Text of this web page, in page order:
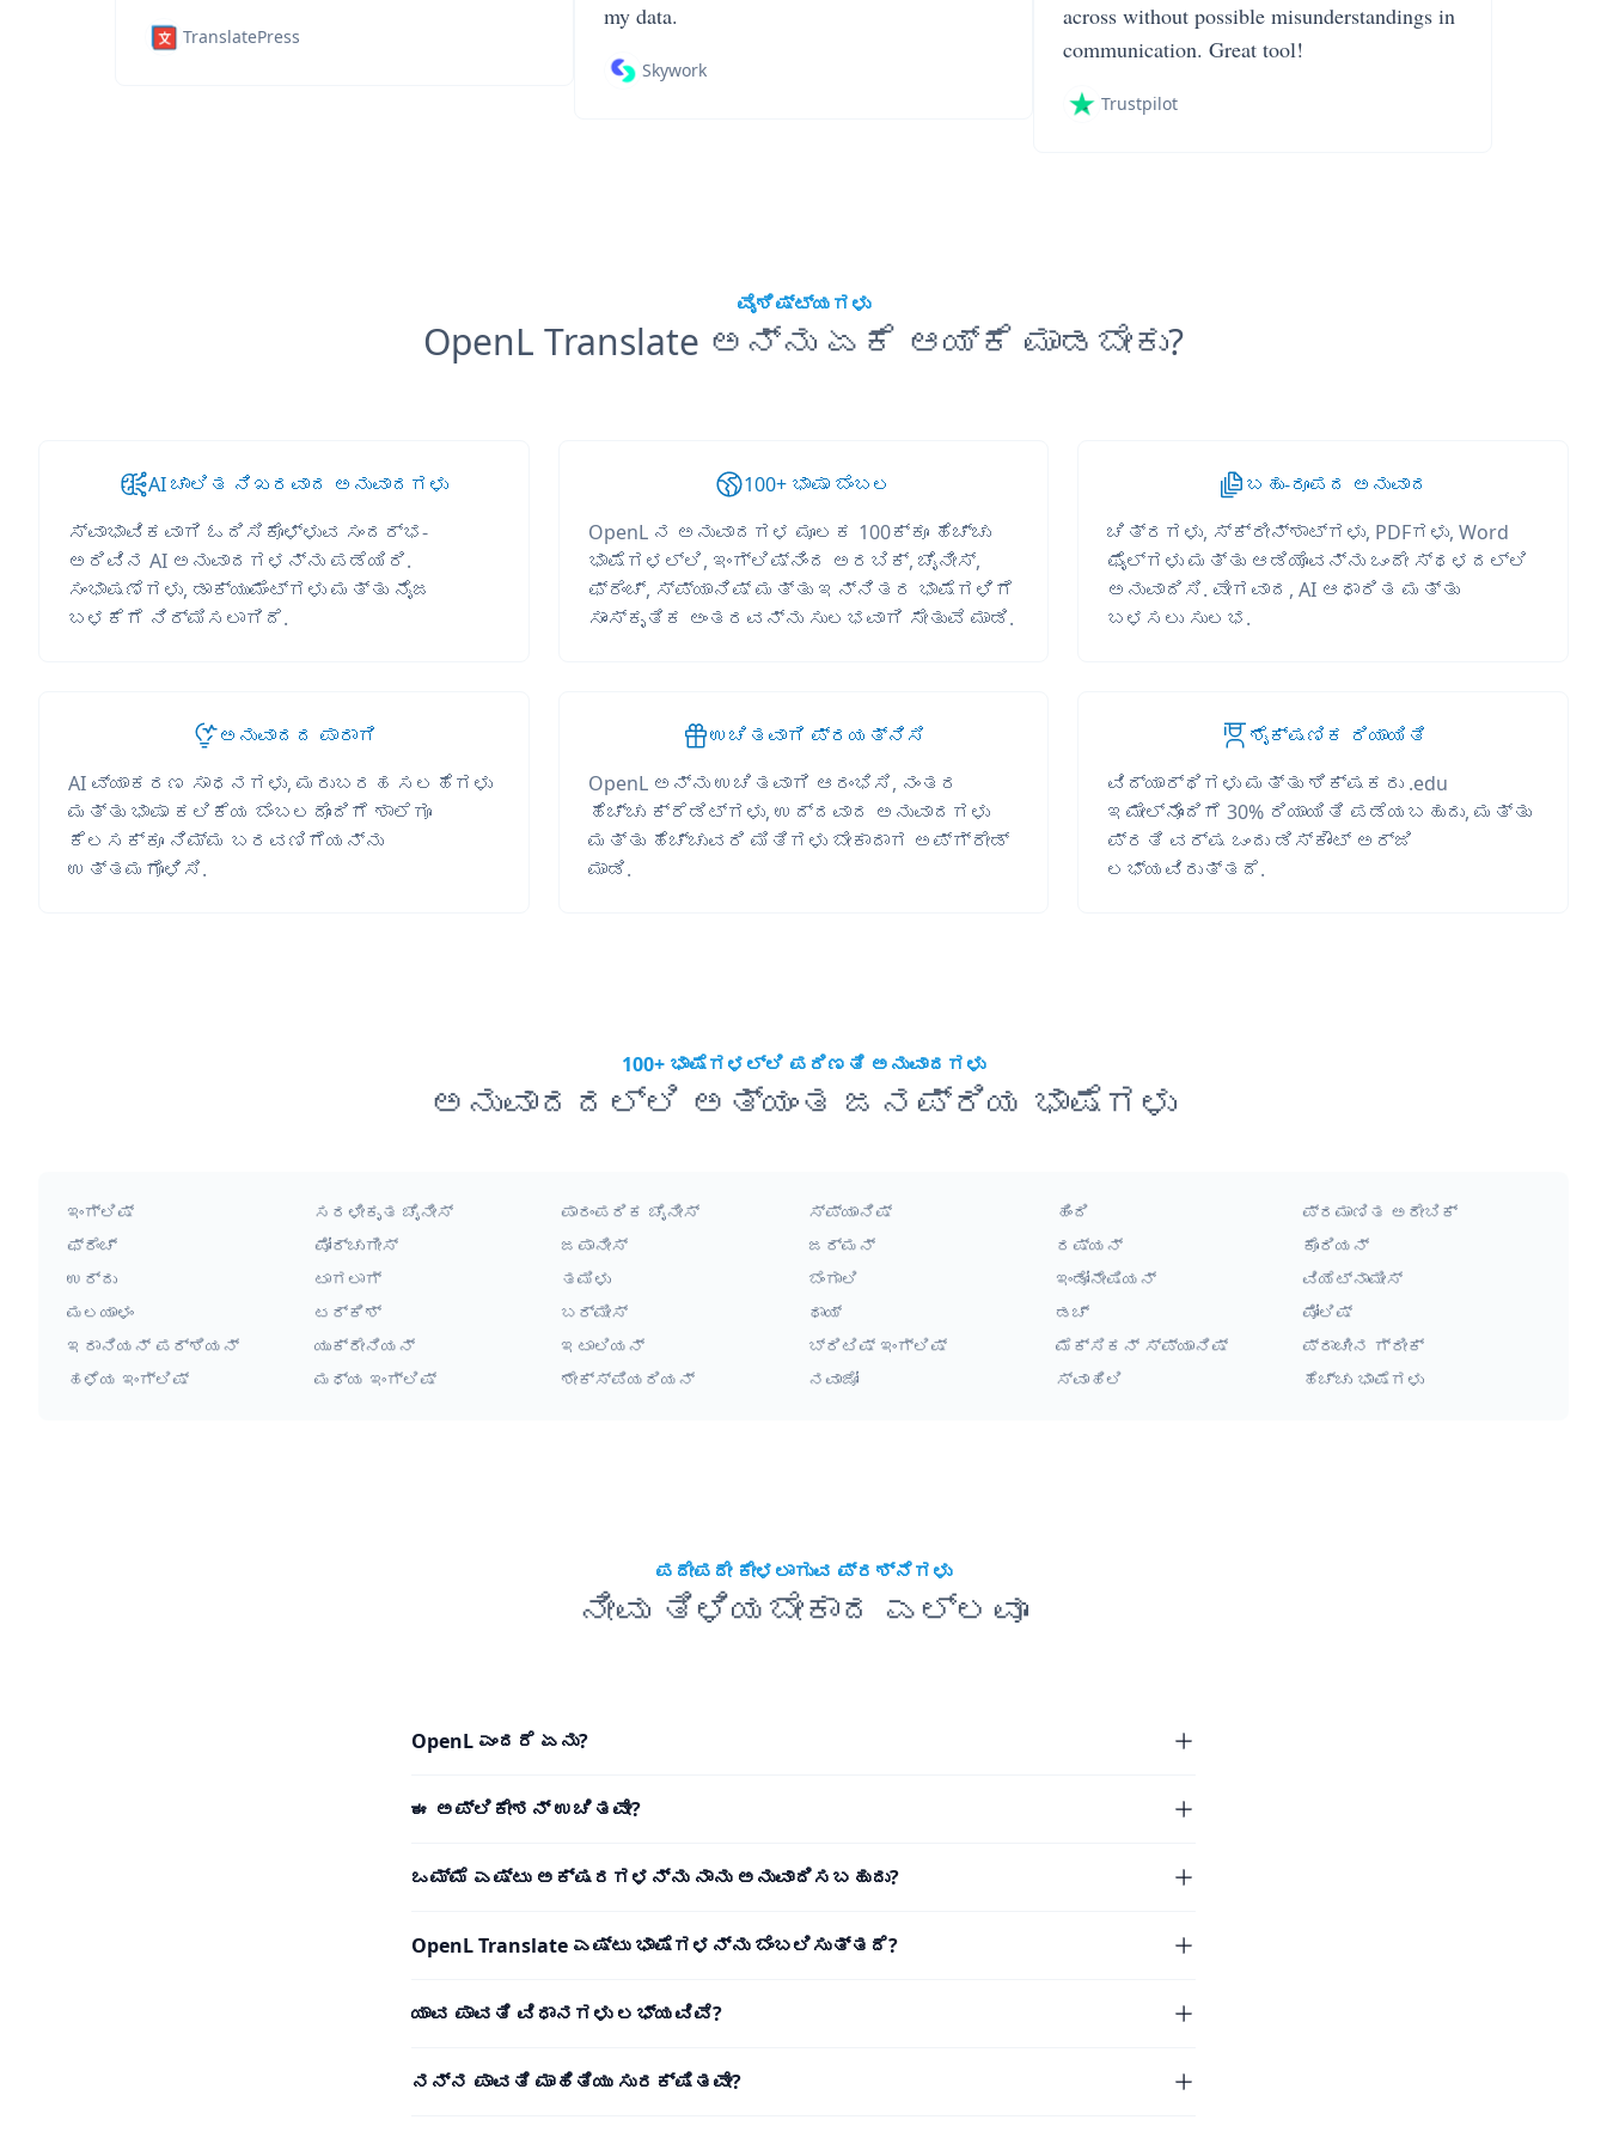
TranslatePress
my data.
Skywork
across without possible misunderstandings in
communication. Great tool!
Trustpilot
ವೈಶಿಷ್ಟ್ಯಗಳು
OpenL Translate ಅನ್ನು ಏಕೆ ಆಯ್ಕೆ ಮಾಡಬೇಕು?
AI ಚಾಲಿತ ನಿಖರವಾದ ಅನುವಾದಗಳು
ಸ್ವಾಭಾವಿಕವಾಗಿ ಓದಿಸಿಕೊಳ್ಳುವ ಸಂದರ್ಭ-
ಅರಿವಿನ AI ಅನುವಾದಗಳನ್ನು ಪಡೆಯಿರಿ.
ಸಂಭಾಷಣೆಗಳು, ಡಾಕ್ಯುಮೆಂಟ್‌ಗಳು ಮತ್ತು ನೈಜ
ಬಳಕೆಗೆ ನಿರ್ಮಿಸಲಾಗಿದೆ.
100+ ಭಾಷಾ ಬೆಂಬಲ
OpenL ನ ಅನುವಾದಗಳ ಮೂಲಕ 100ಕ್ಕೂ ಹೆಚ್ಚು
ಭಾಷೆಗಳಲ್ಲಿ, ಇಂಗ್ಲಿಷ್‌ನಿಂದ ಅರಬಿಕ್, ಚೈನೀಸ್,
ಫ್ರೆಂಚ್, ಸ್ಪ್ಯಾನಿಷ್ ಮತ್ತು ಇನ್ನಿತರ ಭಾಷೆಗಳಿಗೆ
ಸಾಂಸ್ಕೃತಿಕ ಅಂತರವನ್ನು ಸುಲಭವಾಗಿ ಸೇತುವೆ ಮಾಡಿ.
ಬಹು-ರೂಪದ ಅನುವಾದ
ಚಿತ್ರಗಳು, ಸ್ಕ್ರೀನ್‌ಶಾಟ್‌ಗಳು, PDFಗಳು, Word
ಫೈಲ್‌ಗಳು ಮತ್ತು ಆಡಿಯೊವನ್ನು ಒಂದೇ ಸ್ಥಳದಲ್ಲಿ
ಅನುವಾದಿಸಿ. ವೇಗವಾದ, AI ಆಧಾರಿತ ಮತ್ತು
ಬಳಸಲು ಸುಲಭ.
ಅನುವಾದದ ಪಾರಾಗಿ
AI ವ್ಯಾಕರಣ ಸಾಧನಗಳು, ಮರುಬರಹ ಸಲಹೆಗಳು
ಮತ್ತು ಭಾಷಾ ಕಲಿಕೆಯ ಬೆಂಬಲದೊಂದಿಗೆ ಶಾಲೆಗೂ
ಕೆಲಸಕ್ಕೂ ನಿಮ್ಮ ಬರವಣಿಗೆಯನ್ನು
ಉತ್ತಮಗೊಳಿಸಿ.
ಉಚಿತವಾಗಿ ಪ್ರಯತ್ನಿಸಿ
OpenL ಅನ್ನು ಉಚಿತವಾಗಿ ಆರಂಭಿಸಿ, ನಂತರ
ಹೆಚ್ಚು ಕ್ರೆಡಿಟ್‌ಗಳು, ಉದ್ದವಾದ ಅನುವಾದಗಳು
ಮತ್ತು ಹೆಚ್ಚುವರಿ ಮಿತಿಗಳು ಬೇಕಾದಾಗ ಅಪ್‌ಗ್ರೇಡ್
ಮಾಡಿ.
ಶೈಕ್ಷಣಿಕ ರಿಯಾಯಿತಿ
ವಿದ್ಯಾರ್ಥಿಗಳು ಮತ್ತು ಶಿಕ್ಷಕರು .edu
ಇಮೇಲ್‌ನೊಂದಿಗೆ 30% ರಿಯಾಯಿತಿ ಪಡೆಯಬಹುದು, ಮತ್ತು
ಪ್ರತಿ ವರ್ಷ ಒಂದು ಡಿಸ್ಕೌಂಟ್ ಅರ್ಜಿ
ಲಭ್ಯವಿರುತ್ತದೆ.
100+ ಭಾಷೆಗಳಲ್ಲಿ ಪರಿಣತಿ ಅನುವಾದಗಳು
ಅನುವಾದದಲ್ಲಿ ಅತ್ಯಂತ ಜನಪ್ರಿಯ ಭಾಷೆಗಳು
ಇಂಗ್ಲಿಷ್ ಸರಳೀಕೃತ ಚೈನೀಸ್ ಪಾರಂಪರಿಕ ಚೈನೀಸ್ ಸ್ಪ್ಯಾನಿಷ್ ಹಿಂದಿ
ಪ್ರಮಾಣಿತ ಅರೇಬಿಕ್
ಫ್ರೆಂಚ್
ಪೋರ್ಚುಗೀಸ್ ಜಪಾನೀಸ್ ಜರ್ಮನ್ ರಷ್ಯನ್
ಕೊರಿಯನ್
ಉರ್ದು
ಟಾಗಲಾಗ್ ತಮಿಳು ಬೆಂಗಾಲಿ ಇಂಡೋನೇಷಿಯನ್
ವಿಯೆಟ್ನಾಮೀಸ್
ಮಲಯಾಳಂ
ಟರ್ಕಿಶ್ ಬರ್ಮೀಸ್ ಥಾಯ್ ಡಚ್
ಪೋಲಿಷ್
ಇರಾನಿಯನ್ ಪರ್ಶಿಯನ್
ಯುಕ್ರೇನಿಯನ್ ಇಟಾಲಿಯನ್ ಬ್ರಿಟಿಷ್ ಇಂಗ್ಲಿಷ್ ಮೆಕ್ಸಿಕನ್ ಸ್ಪ್ಯಾನಿಷ್
ಪ್ರಾಚೀನ ಗ್ರೀಕ್
ಹಳೆಯ ಇಂಗ್ಲಿಷ್
ಮಧ್ಯ ಇಂಗ್ಲಿಷ್ ಶೇಕ್ಸ್‌ಪಿಯರಿಯನ್ ನವಾಜೋ ಸ್ವಾಹಿಲಿ ಹೆಚ್ಚು ಭಾಷೆಗಳು
ಪದೇಪದೇ ಕೇಳಲಾಗುವ ಪ್ರಶ್ನೆಗಳು
ನೀವು ತಿಳಿಯಬೇಕಾದ ಎಲ್ಲವೂ
OpenL ಎಂದರೆ ಏನು?
ಈ ಅಪ್ಲಿಕೇಶನ್ ಉಚಿತವೇ?
ಒಮ್ಮೆ ಎಷ್ಟು ಅಕ್ಷರಗಳನ್ನು ನಾನು ಅನುವಾದಿಸಬಹುದು?
OpenL Translate ಎಷ್ಟು ಭಾಷೆಗಳನ್ನು ಬೆಂಬಲಿಸುತ್ತದೆ?
ಯಾವ ಪಾವತಿ ವಿಧಾನಗಳು ಲಭ್ಯವಿವೆ?
ನನ್ನ ಪಾವತಿ ಮಾಹಿತಿಯು ಸುರಕ್ಷಿತವೇ?